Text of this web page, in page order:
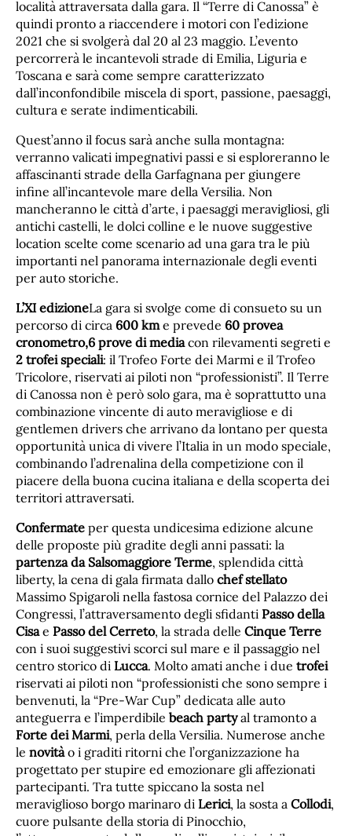
località attraversata dalla gara. Il “Terre di Canossa” è
quindi pronto a riaccendere i motori con l’edizione
2021 che si svolgerà dal 20 al 23 maggio. L’evento
percorrerà le incantevoli strade di Emilia, Liguria e
Toscana e sarà come sempre caratterizzato
dall’inconfondibile miscela di sport, passione, paesaggi,
cultura e serate indimenticabili.
Quest’anno il focus sarà anche sulla montagna:
verranno valicati impegnativi passi e si esploreranno le
affascinanti strade della Garfagnana per giungere
infine all’incantevole mare della Versilia. Non
mancheranno le città d’arte, i paesaggi meravigliosi, gli
antichi castelli, le dolci colline e le nuove suggestive
location scelte come scenario ad una gara tra le più
importanti nel panorama internazionale degli eventi
per auto storiche.
L’XI edizioneLa gara si svolge come di consueto su un
percorso di circa 600 kme prevede 60 provea
cronometro,6 prove di mediacon rilevamenti segreti e
2 trofei speciali: il Trofeo Forte dei Marmi e il Trofeo
Tricolore, riservati ai piloti non “professionisti”. Il Terre
di Canossa non è però solo gara, ma è soprattutto una
combinazione vincente di auto meravigliose e di
gentlemen drivers che arrivano da lontano per questa
opportunità unica di vivere l’Italia in un modo speciale,
combinando l’adrenalina della competizione con il
piacere della buona cucina italiana e della scoperta dei
territori attraversati.
Confermate per questa undicesima edizione alcune
delle proposte più gradite degli anni passati: la
partenza da Salsomaggiore Terme, splendida città
liberty, la cena di gala firmata dallo chef stellato
Massimo Spigaroli nella fastosa cornice del Palazzo dei
Congressi, l’attraversamento degli sfidanti Passo della
Cisae Passo del Cerreto, la strada delle Cinque Terre
con i suoi suggestivi scorci sul mare e il passaggio nel
centro storico di Lucca. Molto amati anche i due trofei
riservati ai piloti non “professionisti che sono sempre i
benvenuti, la “Pre-War Cup” dedicata alle auto
anteguerra e l’imperdibile beach partyal tramonto a
Forte dei Marmi, perla della Versilia. Numerose anche
le novitào i graditi ritorni che l’organizzazione ha
progettato per stupire ed emozionare gli affezionati
partecipanti. Tra tutte spiccano la sosta nel
meraviglioso borgo marinaro di Lerici, la sosta a Collodi,
cuore pulsante della storia di Pinocchio,